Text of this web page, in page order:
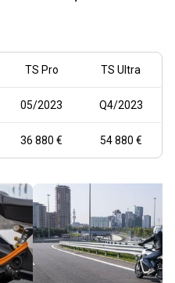
TS Pro TS Ultra
05/2023 Q4/2023
36 880 € 54 880 €